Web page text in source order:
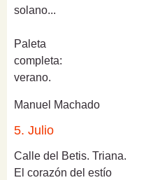
solano...
Paleta
completa:
verano.
Manuel Machado
5. Julio
Calle del Betis. Triana.
El corazón del estío